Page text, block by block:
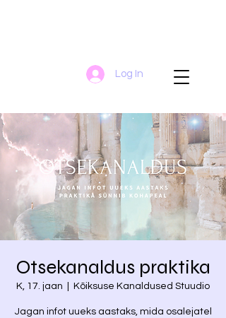
Log In
Otsekanaldus praktika
K, 17. jaan Kõiksuse Kanaldused Stuudio
Jagan infot uueks aastaks, mida osalejatel